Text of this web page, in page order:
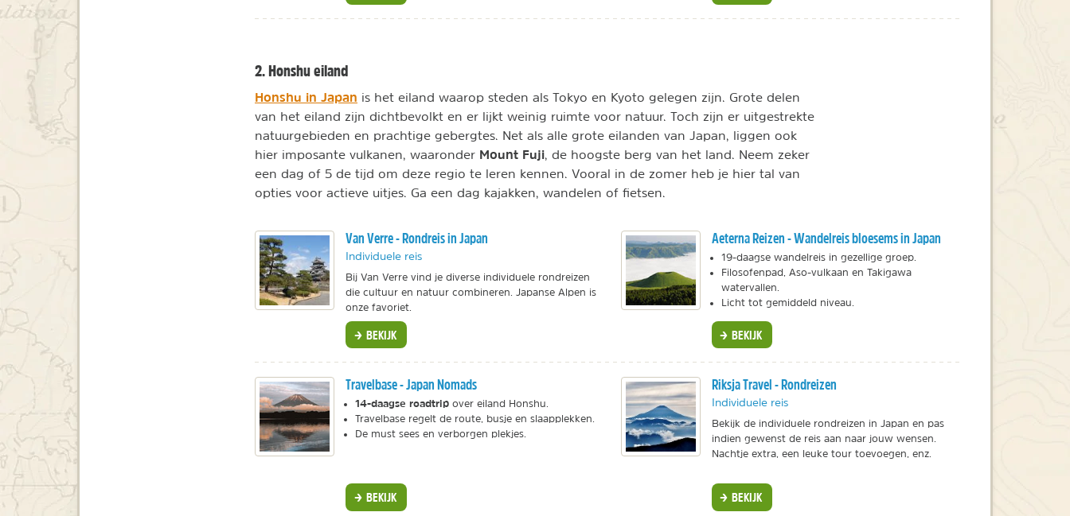
2. Honshu eiland
Honshu in Japan is het eiland waarop steden als Tokyo en Kyoto gelegen zijn. Grote delen
van het eiland zijn dichtbevolkt en er lijkt weinig ruimte voor natuur. Toch zijn er uitgestrekte
natuurgebieden en prachtige gebergtes. Net als alle grote eilanden van Japan, liggen ook
hier imposante vulkanen, waaronder Mount Fuji, de hoogste berg van het land. Neem zeker
een dag of 5 de tijd om deze regio te leren kennen. Vooral in de zomer heb je hier tal van
opties voor actieve uitjes. Ga een dag kajakken, wandelen of fietsen.
Van Verre - Rondreis in Japan
Individuele reis
Bij Van Verre vind je diverse individuele rondreizen
die cultuur en natuur combineren. Japanse Alpen is
onze favoriet.
BEKIJK
Aeterna Reizen - Wandelreis bloesems in Japan
19-daagse wandelreis in gezellige groep.
Filosofenpad, Aso-vulkaan en Takigawa
watervallen.
Licht tot gemiddeld niveau.
BEKIJK
Travelbase - Japan Nomads
14-daagse roadtrip over eiland Honshu.
Travelbase regelt de route, busje en slaapplekken.
De must sees en verborgen plekjes.
BEKIJK
Riksja Travel - Rondreizen
Individuele reis
Bekijk de individuele rondreizen in Japan en pas
indien gewenst de reis aan naar jouw wensen.
Nachtje extra, een leuke tour toevoegen, enz.
BEKIJK